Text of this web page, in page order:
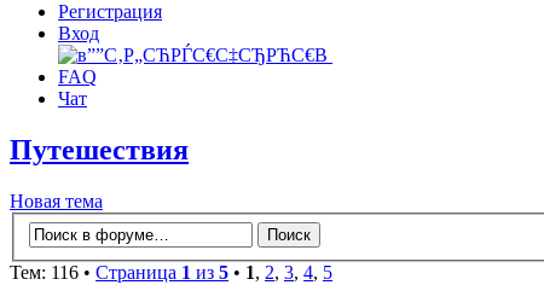
Регистрация
Вход
FAQ
Чат
Путешествия
Новая тема
Тем: 116 • Страница 1 из 5 • 1, 2, 3, 4, 5